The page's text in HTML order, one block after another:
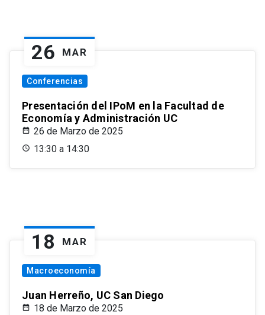
26 MAR
Conferencias
Presentación del IPoM en la Facultad de
Economía y Administración UC
26 de Marzo de 2025
13:30 a 14:30
18 MAR
Macroeconomía
Juan Herreño, UC San Diego
18 de Marzo de 2025